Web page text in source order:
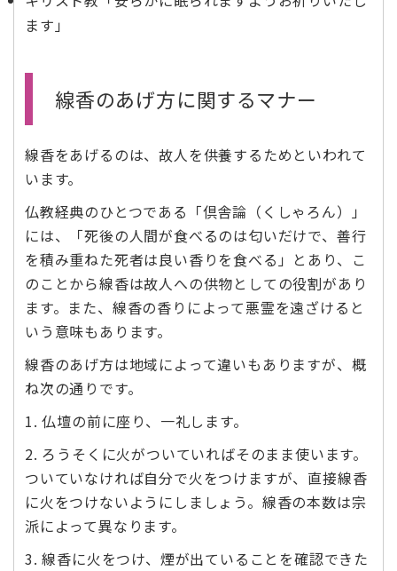
ます」
線香のあげ方に関するマナー
線香をあげるのは、故人を供養するためといわれて
います。
仏教経典のひとつである「倶舎論（くしゃろん）」
には、「死後の人間が食べるのは匂いだけで、善行
を積み重ねた死者は良い香りを食べる」とあり、こ
のことから線香は故人への供物としての役割があり
ます。また、線香の香りによって悪霊を遠ざけると
いう意味もあります。
線香のあげ方は地域によって違いもありますが、概
ね次の通りです。
1. 仏壇の前に座り、一礼します。
2. ろうそくに火がついていればそのまま使います。
ついていなければ自分で火をつけますが、直接線香
に火をつけないようにしましょう。線香の本数は宗
派によって異なります。
3. 線香に火をつけ、煙が出ていることを確認できた